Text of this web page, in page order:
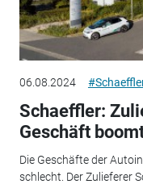
06.08.2024
Schaeffler:
Geschäft
Die Geschäfte der
schlecht. Der Zulieferer